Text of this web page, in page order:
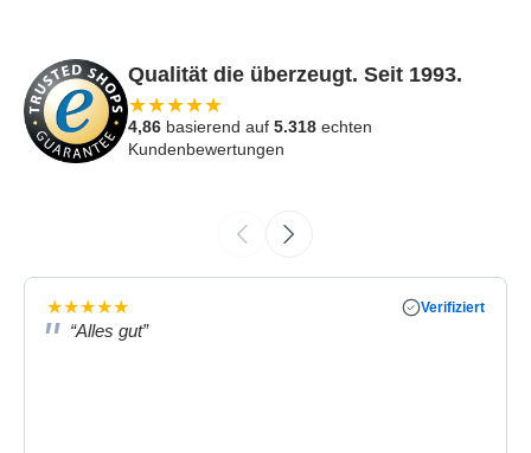
Qualität die überzeugt. Seit 1993.
★★★★★
4,86 basierend auf 5.318 echten
Kundenbewertungen
★★★★★ Verifiziert
“Alles gut”